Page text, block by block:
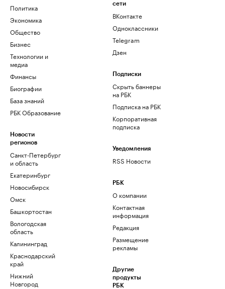
Политика
Экономика
Общество
Бизнес
Технологии и
медиа
Финансы
Биографии
База знаний
РБК Образование
Новости
регионов
Санкт-Петербург
и область
Екатеринбург
Новосибирск
Омск
Башкортостан
Вологодская
область
Калининград
Краснодарский
край
Нижний
Новгород
сети
ВКонтакте
Одноклассники
Telegram
Дзен
Подписки
Скрыть баннеры
на РБК
Подписка на РБК
Корпоративная
подписка
Уведомления
RSS Новости
РБК
О компании
Контактная
информация
Редакция
Размещение
рекламы
Другие
продукты
РБК